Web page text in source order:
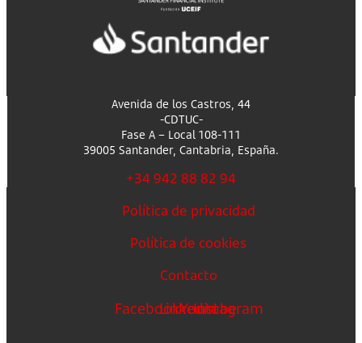
Avenida de los Castros, 44
-CDTUC-
Fase A – Local 108-111
39005 Santander, Cantabria, España.
+34 942 88 82 94
Política de privacidad
Política de cookies
Contacto
FacebookLinkedin
Youtube
Instagram